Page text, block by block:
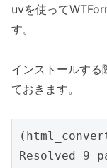
uvを使って
す。
インストールす
ておきます。
Resolved 9